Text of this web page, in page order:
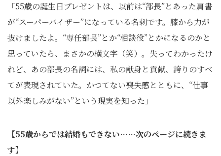
「55歳の誕生日プレゼントは、以前は“部長”とあった肩書
が“スーパーバイザー”になっている名刺です。膝から力が
抜けましたよ。“専任部長”とか“相談役”とかになるのかと
思っていたら、まさかの横文字（笑）。失ってわかったけ
れど、あの部長の名詞には、私の献身と貢献、誇りのすべ
てが表現されていた。かつてない喪失感とともに、“仕事
以外楽しみがない”という現実を知った」
【55歳からでは結婚もできない……次のページに続きま
す】